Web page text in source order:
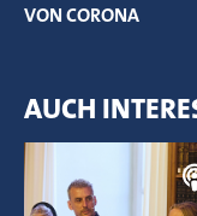
VON CORONA
AUCH